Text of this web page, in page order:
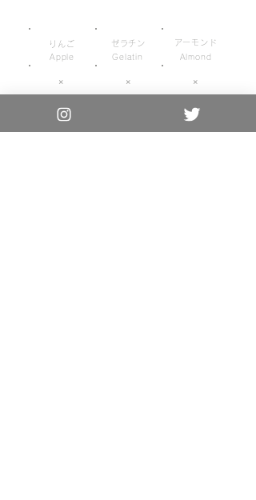
Apple
りんご
×
Gelatin
ゼラチン
×
Almond
アーモンド
×